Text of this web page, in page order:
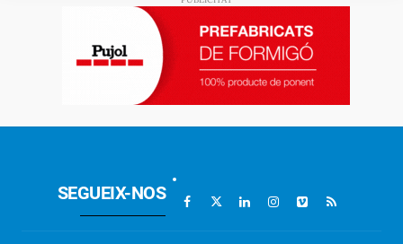
SEGUEIX-NOS